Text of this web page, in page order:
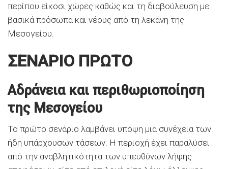
περίπου είκοσι χώρες καθώς και τη διαβούλευση με
βασικά πρόσωπα και νέους από τη λεκάνη της
Μεσογείου.
ΣΕΝΑΡΙΟ ΠΡΩΤΟ
Αδράνεια και περιθωριοποίηση
της Μεσογείου
Το πρώτο σενάριο λαμβάνει υπόψη μια συνέχεια των
ήδη υπάρχουσων τάσεων. Η περιοχή έχει παραλύσει
από την αναβλητικότητα των υπευθύνων λήψης